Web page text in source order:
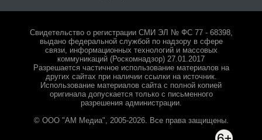
Свидетельство о регистрации СМИ ЭЛ № ФС 77 - 68398,
выдано федеральной службой по надзору в сфере
связи, информационных технологий и массовых
коммуникаций (Роскомнадзор) 27.01.2017
Разрешается частичное использование материалов на
других сайтах при наличии ссылки на источник.
Использование материалов сайта с полной копией
оригинала допускается только с письменного
разрешения администрации.
© ООО "АМ Медиа", 2005-2026. Все права защищены.